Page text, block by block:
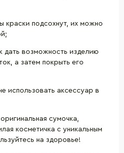
краски подсохнут, их можно
дать возможность изделию
а затем покрыть его
использовать аксессуар в
сумочка,
косметичка с уникальным
на здоровье!